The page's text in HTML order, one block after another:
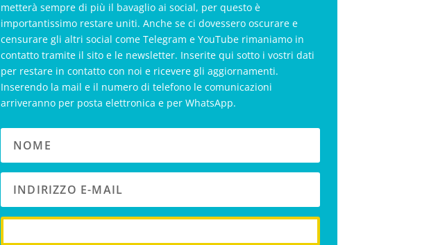
metterà sempre di più il bavaglio ai social, per questo è
importantissimo restare uniti. Anche se ci dovessero oscurare e
censurare gli altri social come Telegram e YouTube rimaniamo in
contatto tramite il sito e le newsletter. Inserite qui sotto i vostri dati
per restare in contatto con noi e ricevere gli aggiornamenti.
Inserendo la mail e il numero di telefono le comunicazioni
arriveranno per posta elettronica e per WhatsApp.